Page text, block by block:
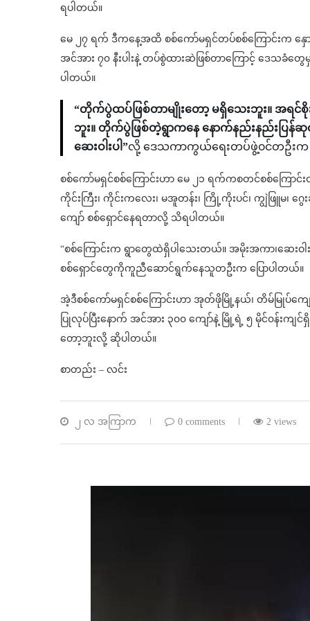
ရပါတယ်။
မေ ၂၇ ရက် ဒီကနေ့အထိ စစ်ကော်မရှင်တပ်စစ်ကြောင်းက နှောကုန်း‌
အင်အား ၇၀ နီးပါးနဲ့ တပ်စွဲထားဆဲဖြစ်တာကြောင့် ဒေသ
ပါတယ်။
“တိုက်ပွဲထပ်ဖြစ်တာမျိုးတော့ မရှိသေးဘူး။ အရင်စို
ဘူး။ တိုက်ပွဲဖြစ်တဲ့ရွာကနေ နောက်နည်းနည်းပ
ဆေးဝါးပါ”လို့ ဒေသကာကွယ်ရေးတပ်ဖွဲ့၀င်တဦးက
စစ်ကော်မရှင်စစ်ကြောင်းဟာ မေ ၂၁ ရက်ကစတင်စစ်ကြေ
ကိုင်းကြီး၊ ကိုင်းကလေး၊ မအူတန်း၊ ကြို့ကိုးပင်၊ ကျွဲဖြူမ၊ ဂွေး
ကျော် စစ်ရှောင်နေရတာလို့ သိရပါတယ်။
“စစ်ကြောင်းက ရွာတွေထဲရှိပါသေးတယ်။ အမိုးအကာ၊ဆေးဝ
‌စစ်ရှောင်‌တွေကိုကူညီဆောင်ရွက်‌နေသူတဦးက ပြောပါတယ်။
အဲ့ဒီစစ်ကော်မရှင်စစ်ကြောင်းဟာ အုတ်ဖိုမြို့နယ်၊ တိမ်မြုပ်ကျ
ပြုလုပ်ပြီးနောက် အင်အား ၃၀၀ ကျော်နဲ့ မြို့ရဲ့ ၅ မိုင်၀န်းက
တော့ဘူးလို့ ဆိုပါတယ်။
စာတည်း – လင်း
၂ လ အကြာက 0 comments 2 views